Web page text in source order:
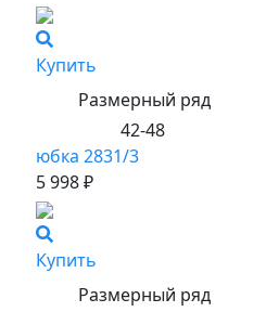
Купить
Размерный ряд
42-48
юбка 2831/3
5 998 ₽
Купить
Размерный ряд